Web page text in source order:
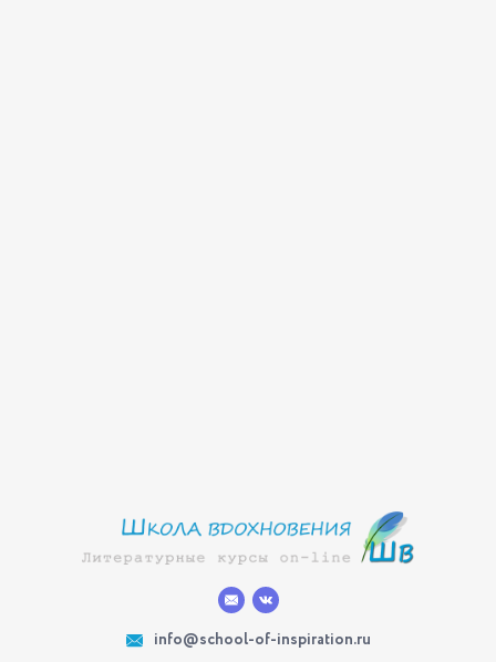
info@school-of-inspiration.ru